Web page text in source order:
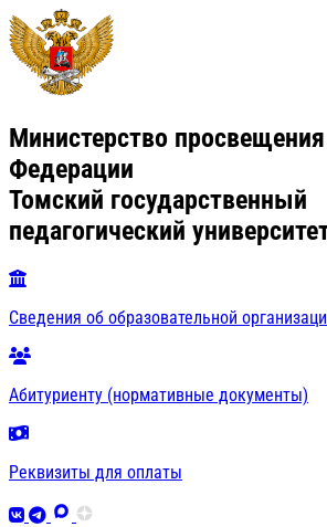
Министерство
Федерации
Томский государственный
педагогический
Сведения об образовательной
Абитуриенту (нормативные документы)
Реквизиты для оплаты